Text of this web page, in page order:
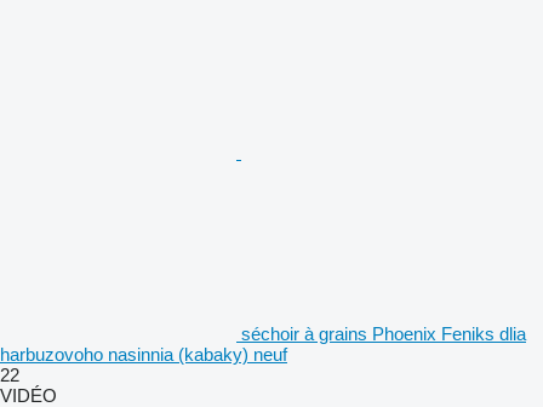
séchoir à grains Phoenix Feniks dlia
harbuzovoho nasinnia (kabaky) neuf
22
VIDÉO